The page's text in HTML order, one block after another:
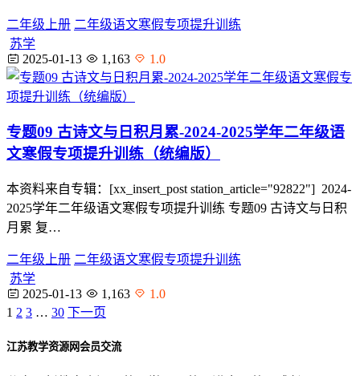
二年级上册 二年级语文寒假专项提升训练
苏学
2025-01-13
1,163 1.0
专题09 古诗文与日积月累-2024-2025学年二年级语
文寒假专项提升训练（统编版）
本资料来自专辑：[xx_insert_post station_article="92822"] 2024-
2025学年二年级语文寒假专项提升训练 专题09 古诗文与日积
月累 复…
二年级上册 二年级语文寒假专项提升训练
苏学
2025-01-13
1,163
1.0
1 2 3 … 30 下一页
江苏教学资源网会员交流